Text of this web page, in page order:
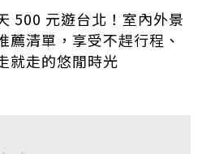
500 元遊台北！室內外景
薦清單，享受不趕行程、
就走的悠閒時光